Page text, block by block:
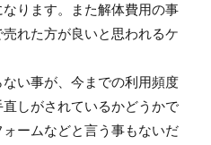
ります。また解体費用の事
れた方が良いと思われるケ
い事が、今までの利用頻度
しがされているかどうかで
ームなどと言う事もないだ